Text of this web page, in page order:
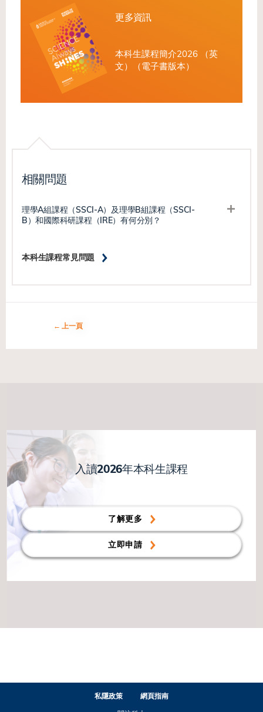
更多資訊
本科生課程簡介2026 （英
文）（電子書版本）
相關問題
本科生課程常見問題
理學A組課程（SSCI-A）及理學B組課程（SSCI-
B）和國際科研課程（IRE）有何分別？
上一頁
入讀2026年本科生課程
了解更多
立即申請
私隱政策
網頁指南